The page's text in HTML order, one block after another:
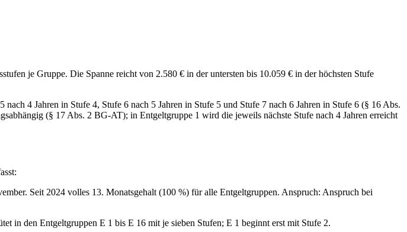
je Gruppe. Die Spanne reicht von 2.580 € in der untersten bis 10.059 € in der höchsten Stufe
4 Jahren in Stufe 4, Stufe 6 nach 5 Jahren in Stufe 5 und Stufe 7 nach 6 Jahren in Stufe 6 (§ 16 Abs.
(§ 17 Abs. 2 BG-AT); in Entgeltgruppe 1 wird die jeweils nächste Stufe nach 4 Jahren erreicht
Seit 2024 volles 13. Monatsgehalt (100 %) für alle Entgeltgruppen. Anspruch: Anspruch bei
in den Entgeltgruppen E 1 bis E 16 mit je sieben Stufen; E 1 beginnt erst mit Stufe 2.